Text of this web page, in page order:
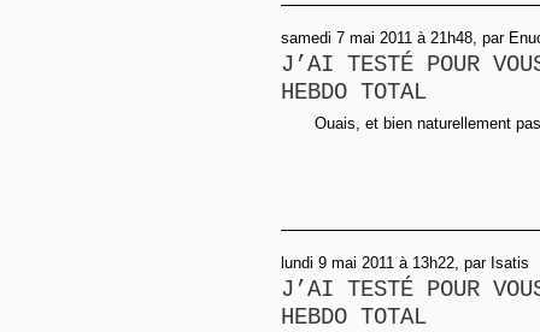
samedi 7 mai 2011 à 21h48, par
J’AI TESTÉ POUR
HEBDO TOTAL
Ouais, et bien naturellement
lundi 9 mai 2011 à 13h22, par Isatis
J’AI TESTÉ POUR
HEBDO TOTAL